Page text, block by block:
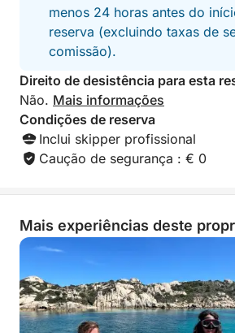
menos 24 horas antes do
reserva (excluindo taxas de
comissão).
Direito de desistência para esta
Não. Mais informações
Condições de reserva
Inclui skipper profissional
Caução de segurança : € 0
Mais experiências deste